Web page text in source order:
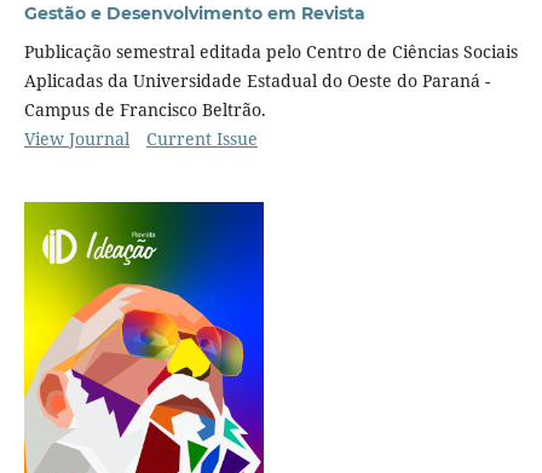
Gestão e Desenvolvimento em Revista
Publicação semestral editada pelo Centro de Ciências Sociais
Aplicadas da Universidade Estadual do Oeste do Paraná -
Campus de Francisco Beltrão.
View Journal
Current Issue